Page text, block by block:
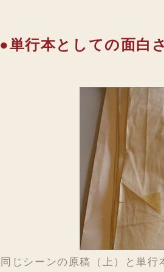
●単行本としての面白さ
同じシーンの原稿（上）と単